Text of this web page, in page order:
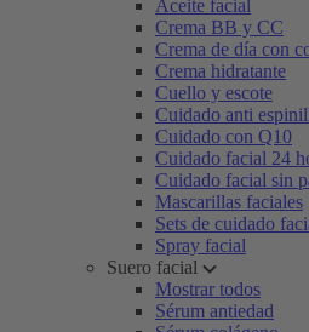
Aceite facial
Crema BB y CC
Crema de día con
Crema hidratante
Cuello y escote
Cuidado anti
Cuidado con Q10
Cuidado facial 24
Cuidado facial sin
Mascarillas faciales
Sets de cuidado
Spray facial
Suero facial
Mostrar todos
Sérum antiedad